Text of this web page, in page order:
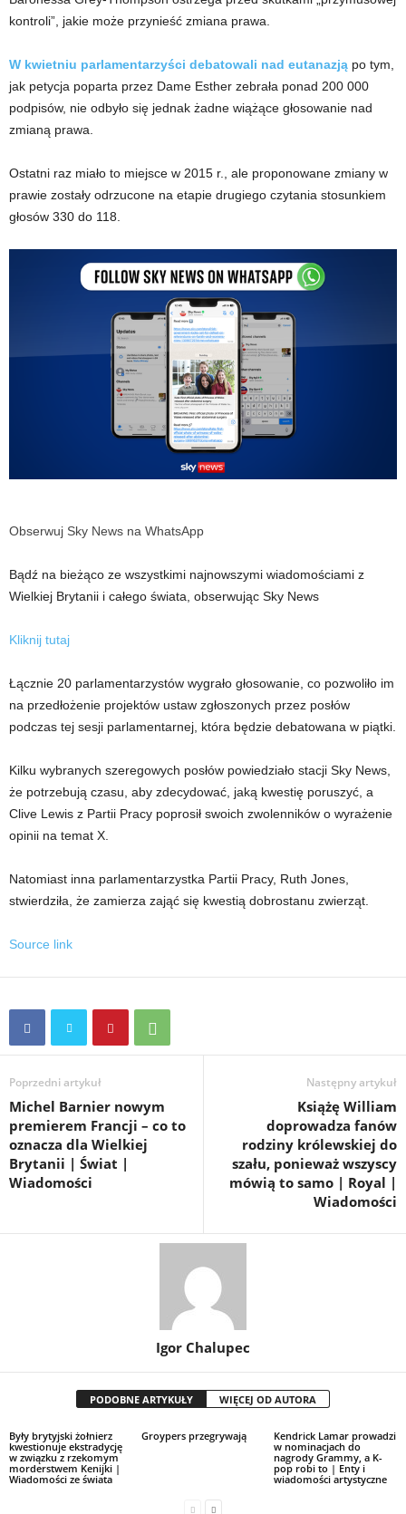
kontroli”, jakie może przynieść zmiana prawa.
W kwietniu parlamentarzyści debatowali nad eutanazją po tym,
jak petycja poparta przez Dame Esther zebrała ponad 200 000
podpisów, nie odbyło się jednak żadne wiążące głosowanie nad
zmianą prawa.
Ostatni raz miało to miejsce w 2015 r., ale proponowane zmiany w
prawie zostały odrzucone na etapie drugiego czytania stosunkiem
głosów 330 do 118.
Obserwuj Sky News na WhatsApp
Bądź na bieżąco ze wszystkimi najnowszymi wiadomościami z
Wielkiej Brytanii i całego świata, obserwując Sky News
Kliknij tutaj
Łącznie 20 parlamentarzystów wygrało głosowanie, co pozwoliło im
na przedłożenie projektów ustaw zgłoszonych przez posłów
podczas tej sesji parlamentarnej, która będzie debatowana w piątki.
Kilku wybranych szeregowych posłów powiedziało stacji Sky News,
że potrzebują czasu, aby zdecydować, jaką kwestię poruszyć, a
Clive Lewis z Partii Pracy poprosił swoich zwolenników o wyrażenie
opinii na temat X.
Natomiast inna parlamentarzystka Partii Pracy, Ruth Jones,
stwierdziła, że ​​zamierza zająć się kwestią dobrostanu zwierząt.
Source link
Poprzedni artykuł
Michel Barnier nowym
premierem Francji – co to
oznacza dla Wielkiej
Brytanii | Świat |
Wiadomości
Następny artykuł
Książę William
doprowadza fanów
rodziny królewskiej do
szału, ponieważ wszyscy
mówią to samo | Royal |
Wiadomości
Igor Chalupec
PODOBNE ARTYKUŁY WIĘCEJ OD AUTORA
Były brytyjski żołnierz
kwestionuje ekstradycję
w związku z rzekomym
morderstwem Kenijki |
Wiadomości ze świata
Groypers przegrywają
Kendrick Lamar prowadzi
w nominacjach do
nagrody Grammy, a K-
pop robi to | Enty i
wiadomości artystyczne